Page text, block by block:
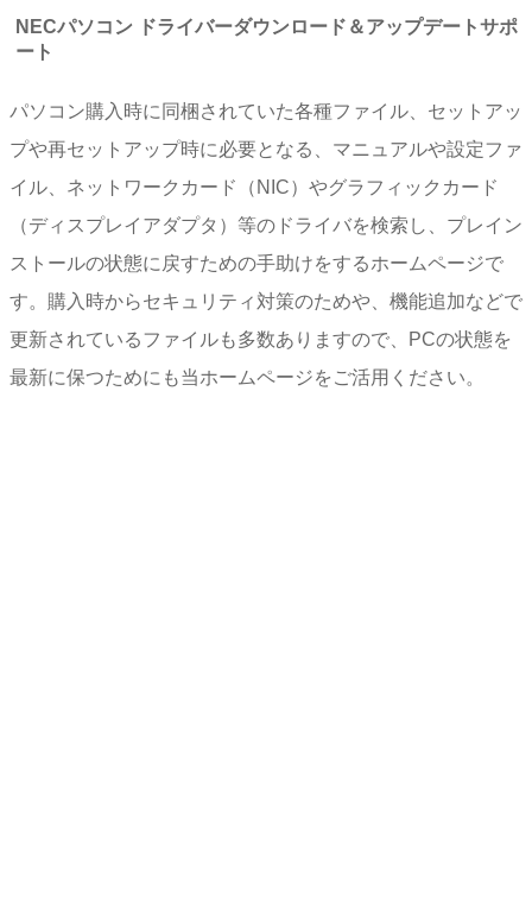
NECパソコン ドライバーダウンロード＆アップデートサポ
ート
パソコン購入時に同梱されていた各種ファイル、セットアッ
プや再セットアップ時に必要となる、マニュアルや設定ファ
イル、ネットワークカード（NIC）やグラフィックカード
（ディスプレイアダプタ）等のドライバを検索し、プレイン
ストールの状態に戻すための手助けをするホームページで
す。購入時からセキュリティ対策のためや、機能追加などで
更新されているファイルも多数ありますので、PCの状態を
最新に保つためにも当ホームページをご活用ください。